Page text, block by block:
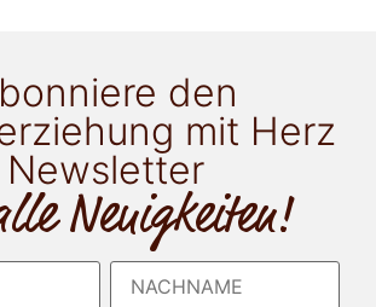
den
mit Herz
Newsletter
Neuigkeiten!